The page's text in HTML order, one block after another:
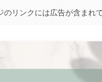
のリンクには広告が含まれ